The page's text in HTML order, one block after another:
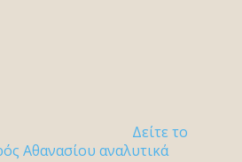
Δείτε το
Αθανασίου αναλυτικά